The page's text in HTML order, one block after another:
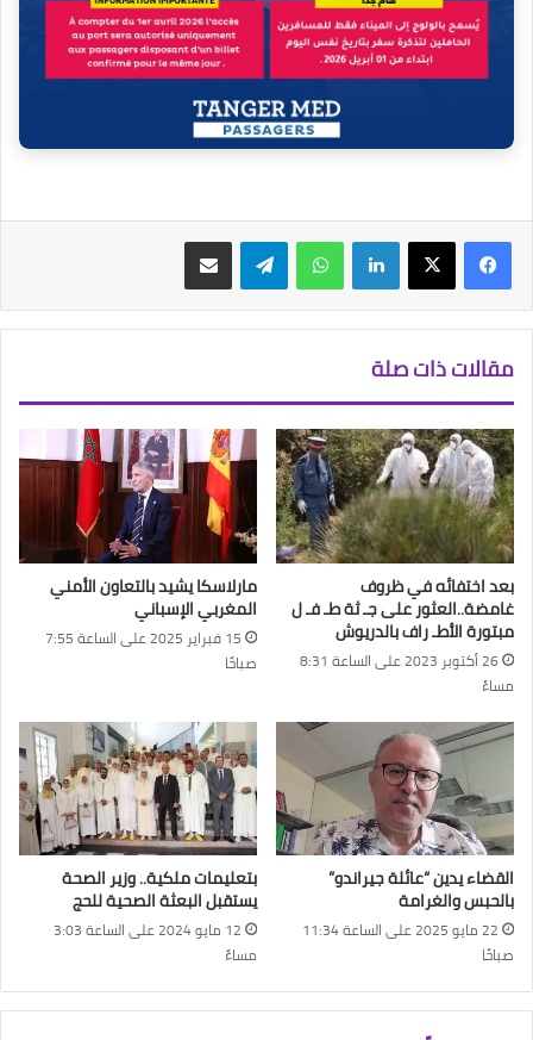
فيسبوك‫X لينكدإن واتساب تيلقرام مشاركة عبر البريد
مقالات ذات صلة
بعد اختفائه في ظروف
غامضة..العثور على جـ ثة طـ فـ ل
مبتورة الأطـ راف بالدريوش
26 أكتوبر 2023 على الساعة 8:31
مساءً
مارلاسكا يشيد بالتعاون الأمني
المغربي الإسباني
15 فبراير 2025 على الساعة 7:55
صباحًا
القضاء يدين “عائلة جيراندو”
بالحبس والغرامة
22 مايو 2025 على الساعة 11:34
صباحًا
بتعليمات ملكية.. وزير الصحة
يستقبل البعثة الصحية للحج
12 مايو 2024 على الساعة 3:03
مساءً